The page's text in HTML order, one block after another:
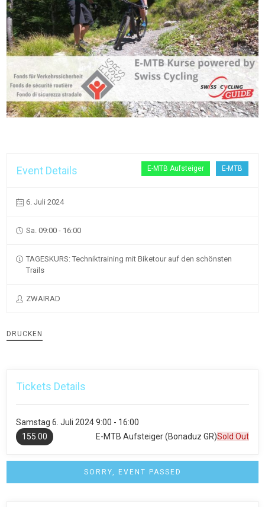
E-MTB
E-MTB Aufsteiger
Event Details
6. Juli 2024
Sa. 09:00 - 16:00
TAGESKURS: Techniktraining mit Biketour auf den schönsten
Trails
ZWAIRAD
DRUCKEN
Tickets Details
Samstag 6. Juli 2024 9:00 - 16:00
E-MTB Aufsteiger (Bonaduz GR)Sold Out
155.00
SORRY, EVENT PASSED